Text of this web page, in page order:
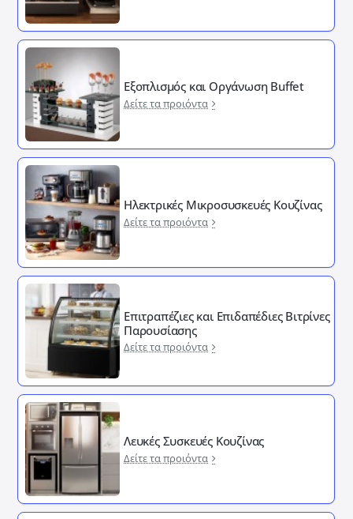
Εξοπλισμός και Οργάνωση Buffet
Δείτε τα προιόντα
Ηλεκτρικές Μικροσυσκευές Κουζίνας
Δείτε τα προιόντα
Επιτραπέζιες και Επιδαπέδιες Βιτρίνες
Παρουσίασης
Δείτε τα προιόντα
Λευκές Συσκευές Κουζίνας
Δείτε τα προιόντα